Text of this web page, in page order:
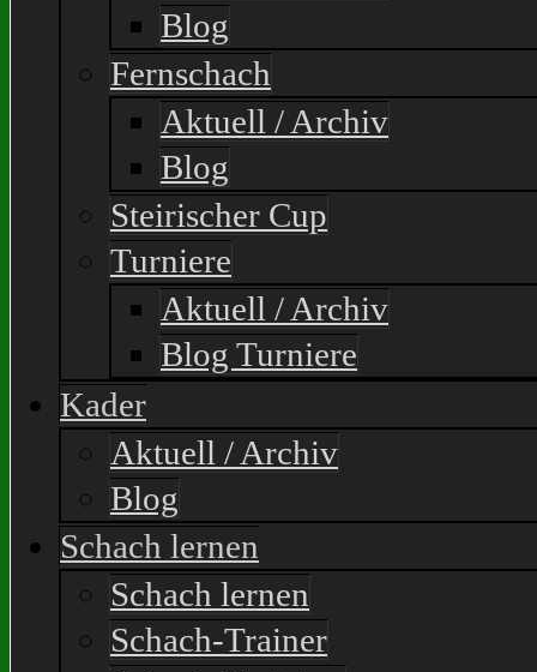
Blog
Fernschach
Aktuell / Archiv
Blog
Steirischer Cup
Turniere
Aktuell / Archiv
Blog Turniere
Kader
Aktuell / Archiv
Blog
Schach lernen
Schach lernen
Schach-Trainer